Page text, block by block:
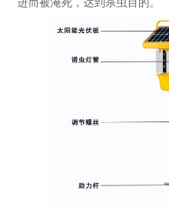
进而被淹死，达到杀虫目的。